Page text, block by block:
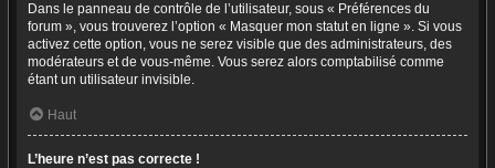
Dans le panneau de contrôle de l’utilisateur, sous « Préférences du
forum », vous trouverez l’option « Masquer mon statut en ligne ». Si vous
activez cette option, vous ne serez visible que des administrateurs, des
modérateurs et de vous-même. Vous serez alors comptabilisé comme
étant un utilisateur invisible.
Haut
L’heure n’est pas correcte !